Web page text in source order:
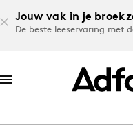
Jouw vak in je
De beste leeservaring met